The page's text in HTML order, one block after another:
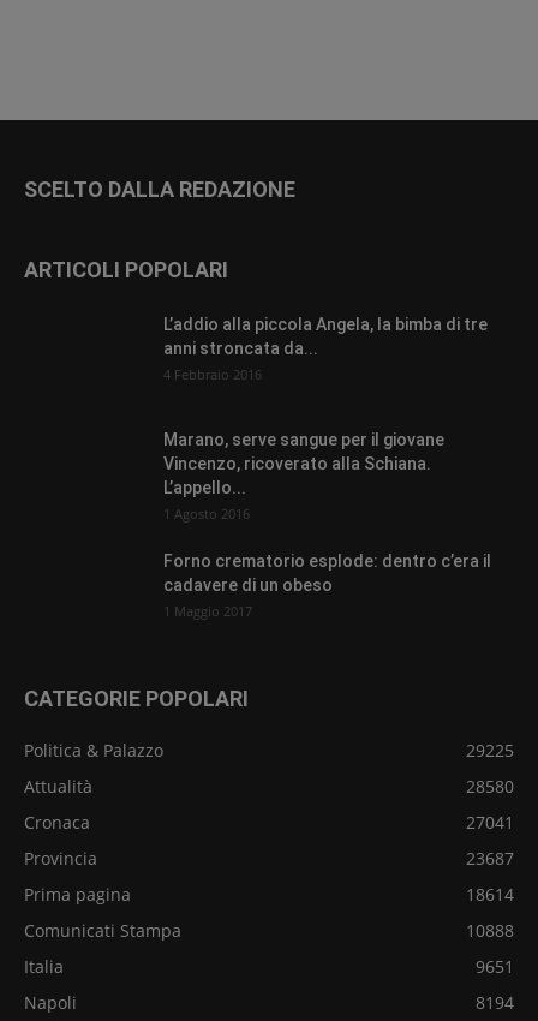
SCELTO DALLA REDAZIONE
ARTICOLI POPOLARI
L’addio alla piccola Angela, la bimba di tre
anni stroncata da...
4 Febbraio 2016
Marano, serve sangue per il giovane
Vincenzo, ricoverato alla Schiana.
L’appello...
1 Agosto 2016
Forno crematorio esplode: dentro c’era il
cadavere di un obeso
1 Maggio 2017
CATEGORIE POPOLARI
Politica & Palazzo
29225
Attualità
28580
Cronaca
27041
Provincia
23687
Prima pagina
18614
Comunicati Stampa
10888
Italia
9651
Napoli
8194